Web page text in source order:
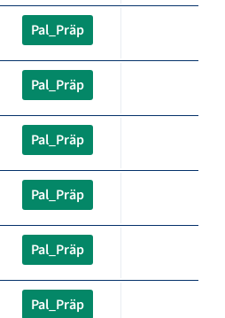
Pal_Präp
Pal_Präp
Pal_Präp
Pal_Präp
Pal_Präp
Pal_Präp